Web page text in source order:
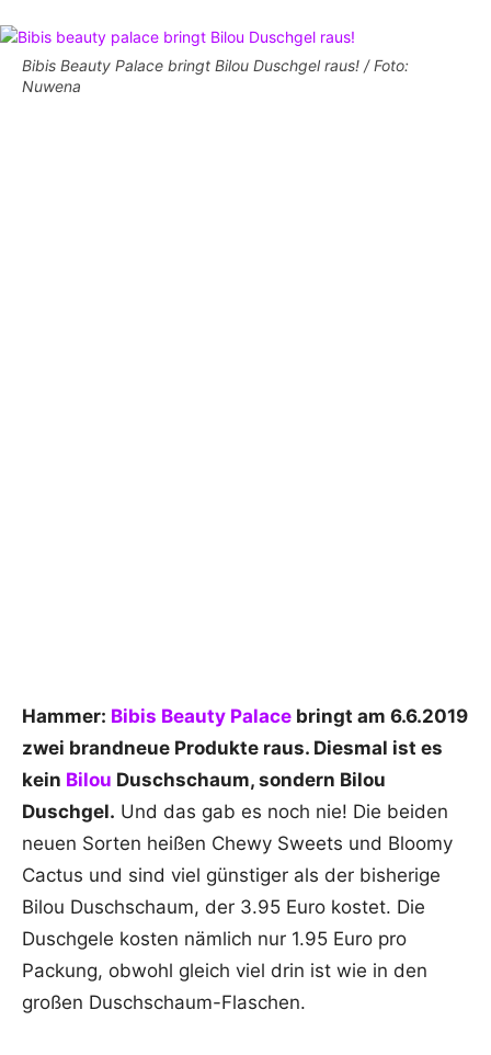
Bibis Beauty Palace bringt Bilou Duschgel raus! / Foto:
Nuwena
Hammer: Bibis Beauty Palace bringt am 6.6.2019
zwei brandneue Produkte raus. Diesmal ist es
kein Bilou Duschschaum, sondern Bilou
Duschgel. Und das gab es noch nie! Die beiden
neuen Sorten heißen Chewy Sweets und Bloomy
Cactus und sind viel günstiger als der bisherige
Bilou Duschschaum, der 3.95 Euro kostet. Die
Duschgele kosten nämlich nur 1.95 Euro pro
Packung, obwohl gleich viel drin ist wie in den
großen Duschschaum-Flaschen.